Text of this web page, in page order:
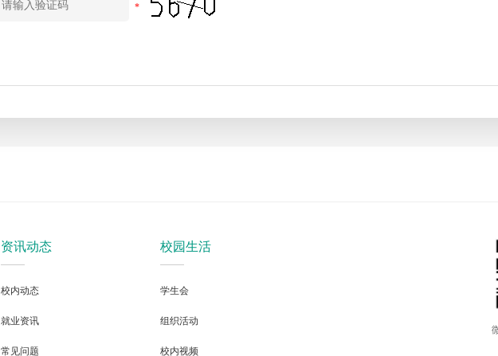
*
资讯动态
校内动态
就业资讯
常见问题
校园生活
学生会
组织活动
校内视频